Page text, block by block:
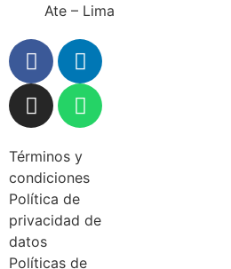
Ate – Lima
Términos y
condiciones
Política de
privacidad de
datos
Políticas de